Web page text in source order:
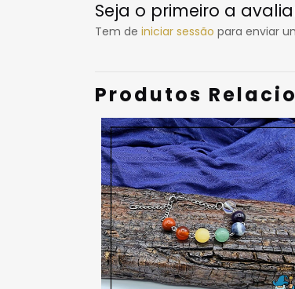
Seja o primeiro a
Tem de iniciar sessão para enviar
Produtos